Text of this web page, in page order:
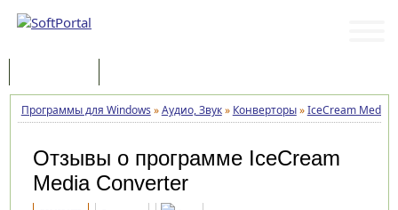
Программы для Windows »Аудио, Звук» Конверторы»IceCream Media
Отзывы о программе IceCream
Media Converter